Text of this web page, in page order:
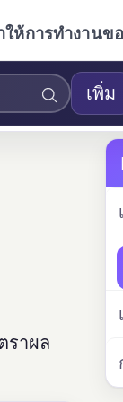
ให้การทำงาน
เพิ่ม
ราผล